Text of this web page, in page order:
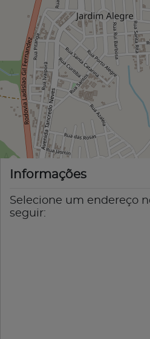
Informações
Selecione um endereço
seguir: